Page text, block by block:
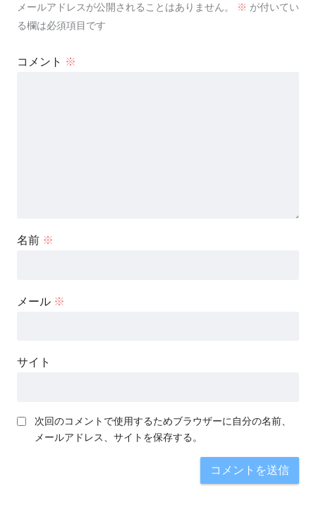
メールアドレスが公開されることはありません。 ※ が付いてい
る欄は必須項目です
コメント ※
名前 ※
メール ※
サイト
次回のコメントで使用するためブラウザーに自分の名前、
メールアドレス、サイトを保存する。